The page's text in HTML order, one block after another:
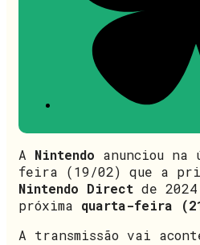
A Nintendo anunciou na
feira (19/02) que a
Nintendo Direct de
próxima quarta-feira
A transmissão vai